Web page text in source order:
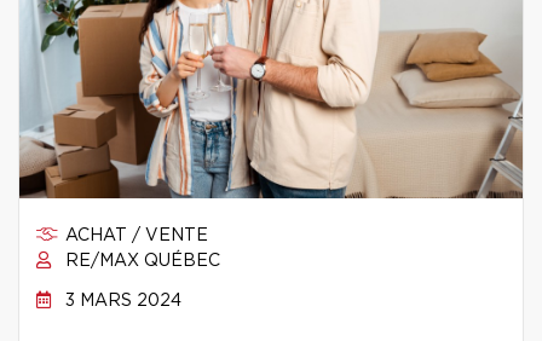
ACHAT / VENTE
RE/MAX QUÉBEC
3 MARS 2024